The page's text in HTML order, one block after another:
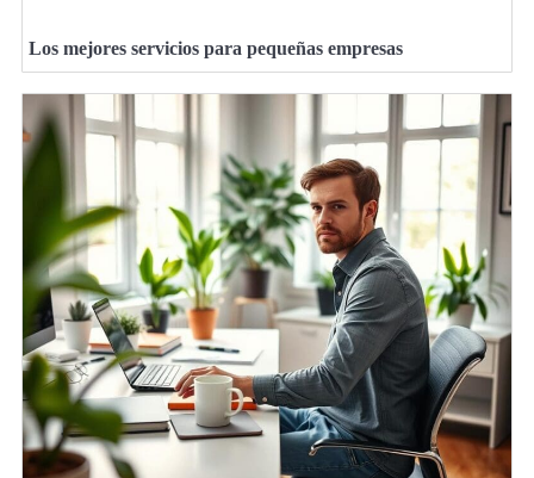
Los mejores servicios para pequeñas empresas